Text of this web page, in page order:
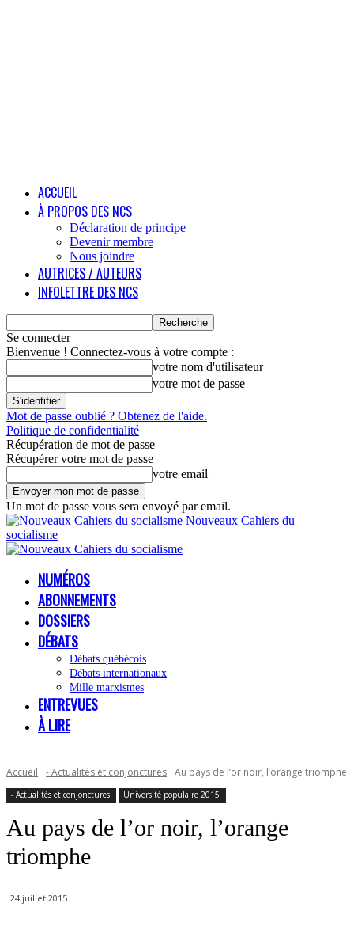
ACCUEIL
À PROPOS DES NCS
Déclaration de principe
Devenir membre
Nous joindre
AUTRICES / AUTEURS
INFOLETTRE DES NCS
Se connecter
Bienvenue ! Connectez-vous à votre compte :
votre nom d'utilisateur
votre mot de passe
Mot de passe oublié ? Obtenez de l'aide.
Politique de confidentialité
Récupération de mot de passe
Récupérer votre mot de passe
votre email
Un mot de passe vous sera envoyé par email.
Nouveaux Cahiers du
socialisme
NUMÉROS
ABONNEMENTS
DOSSIERS
DÉBATS
Débats québécois
Débats internationaux
Mille marxismes
ENTREVUES
À LIRE
Accueil - Actualités et conjonctures Au pays de l’or noir, l’orange triomphe
- Actualités et conjonctures Université populaire 2015
Au pays de l’or noir, l’orange
triomphe
24 juillet 2015